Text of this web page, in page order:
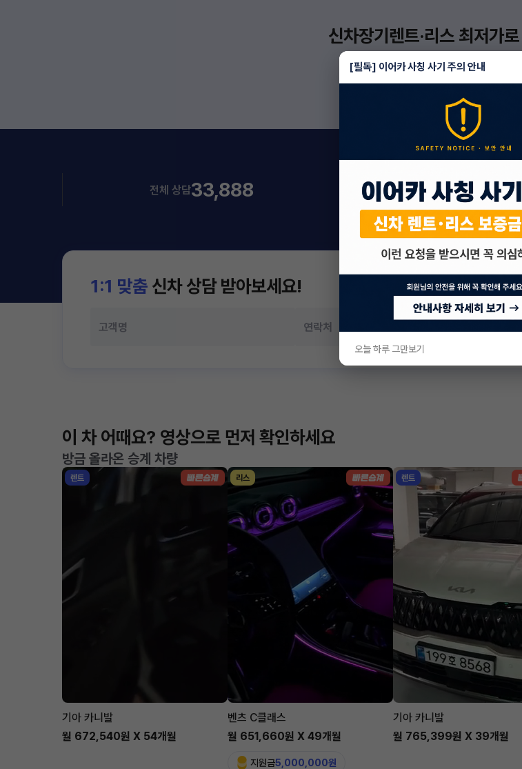
신차장기렌트·리스 최저가
전체 상담33,888 상담 진행 중 186
1:1 맞춤 신차 상담 받아보세요!
이 차 어때요? 영상으로 먼저 확인하세요
방금 올라온 승계 차량
렌트
기아 카니발
월 672,540원 X 54개월
리스
벤츠 C클래스
월 651,660원 X 49개월
지원금5,000,000원
렌트
기아 카니발
월 765,399원 X 39개월
[필독] 이어카 사칭 사기 주의 안내
오늘 하루 그만보기